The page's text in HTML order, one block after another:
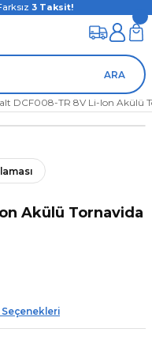
3 Taksit!
ARA
DCF008-TR 8V Li-Ion Akülü
Akülü Tornavida